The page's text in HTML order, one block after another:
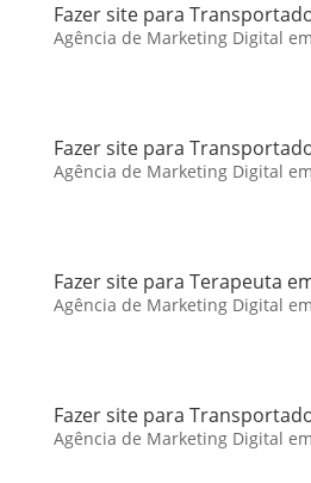
Fazer site para
Agência de Marketing Digital
Fazer site para
Agência de Marketing Digital
Fazer site para Terapeuta
Agência de Marketing Digital
Fazer site para
Agência de Marketing Digital